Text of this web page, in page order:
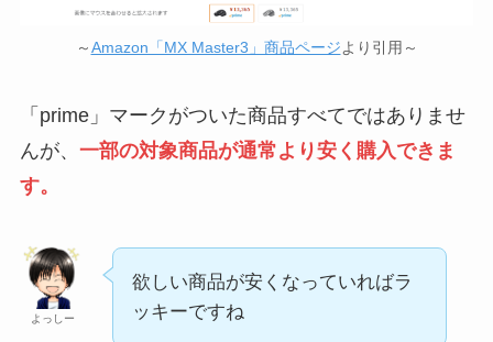
～Amazon「MX Master3」商品ページより引用～
「prime」マークがついた商品すべてではありませ
んが、 一部の対象商品が通常より安く購入できま
す。
よっしー
欲しい商品が安くなっていればラ
ッキーですね